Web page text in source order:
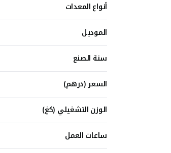
أنواع المعدات
دلاء غربلة
الموديل
VSE
سنة الصنع
السعر (درهم)
الوزن التشغيلي (كغ)
ساعات العمل